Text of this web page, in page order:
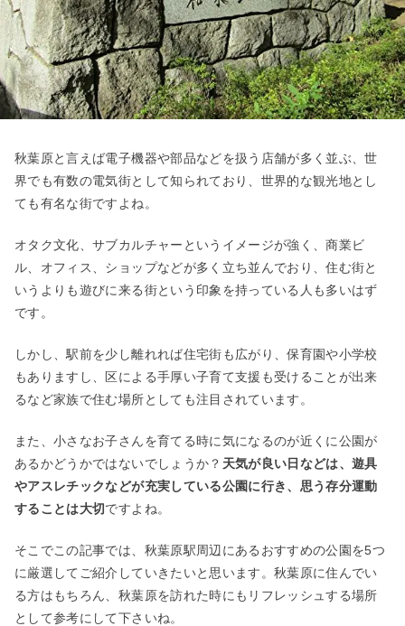
秋葉原と言えば電子機器や部品などを扱う店舗が多く並ぶ、世
界でも有数の電気街として知られており、世界的な観光地とし
ても有名な街ですよね。
オタク文化、サブカルチャーというイメージが強く、商業ビ
ル、オフィス、ショップなどが多く立ち並んでおり、住む街と
いうよりも遊びに来る街という印象を持っている人も多いはず
です。
しかし、駅前を少し離れれば住宅街も広がり、保育園や小学校
もありますし、区による手厚い子育て支援も受けることが出来
るなど家族で住む場所としても注目されています。
また、小さなお子さんを育てる時に気になるのが近くに公園が
あるかどうかではないでしょうか？ 天気が良い日などは、遊具
やアスレチックなどが充実している公園に行き、思う存分運動
することは大切ですよね。
そこでこの記事では、秋葉原駅周辺にあるおすすめの公園を5つ
に厳選してご紹介していきたいと思います。秋葉原に住んでい
る方はもちろん、秋葉原を訪れた時にもリフレッシュする場所
として参考にして下さいね。